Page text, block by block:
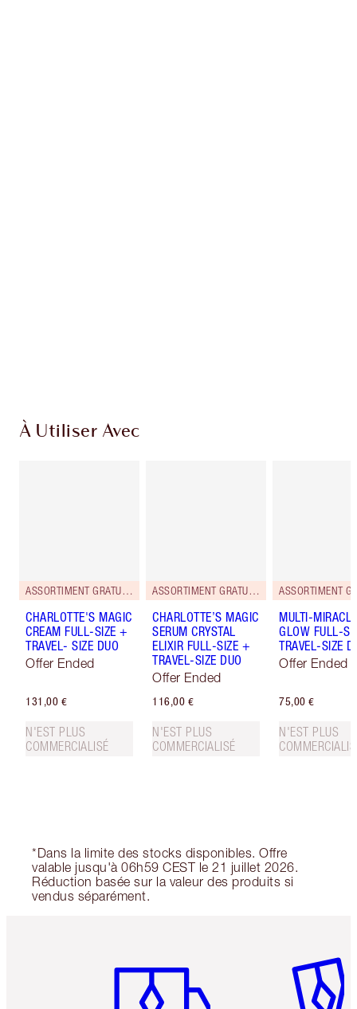
À Utiliser Avec
ASSORTIMENT GRATUIT AU FORMAT VOYAGE !
CHARLOTTE'S MAGIC
CREAM FULL-SIZE +
TRAVEL- SIZE DUO
Offer Ended
131,00 €
N'EST PLUS
COMMERCIALISÉ
ASSORTIMENT GRATUIT AU FORMAT VOYAGE !
CHARLOTTE’S MAGIC
SERUM CRYSTAL
ELIXIR FULL-SIZE +
TRAVEL-SIZE DUO
Offer Ended
116,00 €
N'EST PLUS
COMMERCIALISÉ
MULTI-MIRACLE
GLOW FULL-
TRAVEL-SIZE
Offer Ended
75,00 €
N'EST PLUS
*Dans la limite des stocks disponibles. Offre
valable jusqu'à 06h59 CEST le 21 juillet 2026.
Réduction basée sur la valeur des produits si
vendus séparément.